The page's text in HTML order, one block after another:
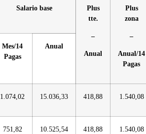
Salario base
Plus
tte.
–
Anual
Plus
zona
–
Anual/14
Pagas
Mes/14
Pagas
Anual
1.074,02 15.036,33 418,88 1.540,08
751,82 10.525,54 418,88 1.540,08